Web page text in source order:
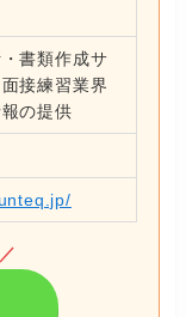
書類作成サ
接練習業界
の提供